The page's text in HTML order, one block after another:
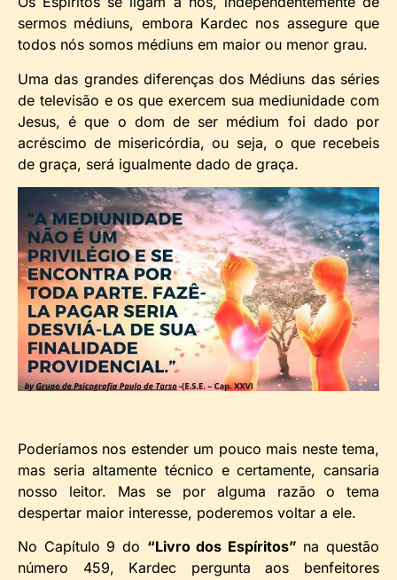
sermos médiuns, embora Kardec nos assegure que
todos nós somos médiuns em maior ou menor grau.
Uma das grandes diferenças dos Médiuns das séries
de televisão e os que exercem sua mediunidade com
Jesus, é que o dom de ser médium foi dado por
acréscimo de misericórdia, ou seja, o que recebeis
de graça, será igualmente dado de graça.
Poderíamos nos estender um pouco mais neste tema,
mas seria altamente técnico e certamente, cansaria
nosso leitor. Mas se por alguma razão o tema
despertar maior interesse, poderemos voltar a ele.
No Capítulo 9 do “Livro dos Espíritos” na questão
número 459, Kardec pergunta aos benfeitores